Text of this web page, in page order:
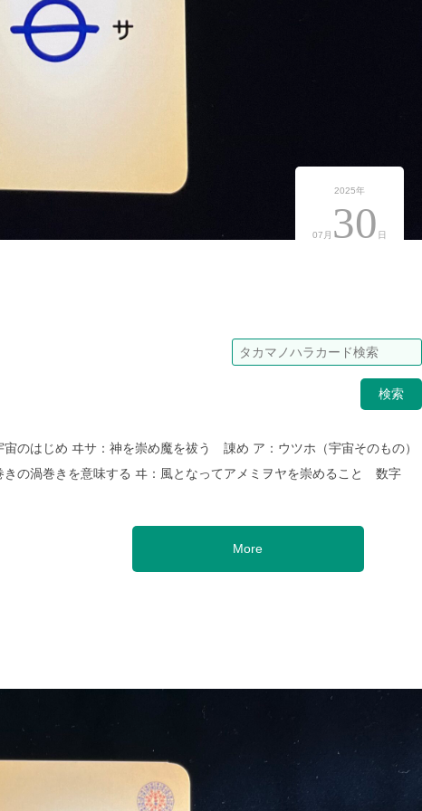
2025年
07月 30 日
検索
はじめ ヰサ：神を崇め魔を祓う 諌め ア：ウツホ（宇宙そのもの）
の渦巻きを意味する ヰ：風となってアメミヲヤを崇めること 数字
More